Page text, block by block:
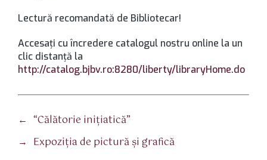
Lectură recomandată de Bibliotecar!
Accesaţi cu încredere catalogul nostru online la un
clic distanţă la
http://catalog.bjbv.ro:8280/liberty/libraryHome.do
← “Călătorie inițiatică”
→ Expoziția de pictură și grafică